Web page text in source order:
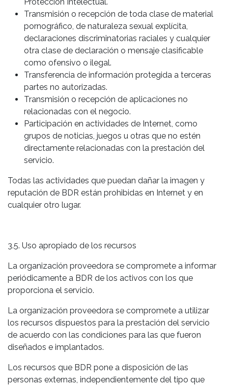
Transmisión o recepción de toda clase de material
pornográfico, de naturaleza sexual explícita,
declaraciones discriminatorias raciales y cualquier
otra clase de declaración o mensaje clasificable
como ofensivo o ilegal.
Transferencia de información protegida a terceras
partes no autorizadas.
Transmisión o recepción de aplicaciones no
relacionadas con el negocio.
Participación en actividades de Internet, como
grupos de noticias, juegos u otras que no estén
directamente relacionadas con la prestación del
servicio.
Todas las actividades que puedan dañar la imagen y
reputación de BDR están prohibidas en Internet y en
cualquier otro lugar.
3.5. Uso apropiado de los recursos
La organización proveedora se compromete a informar
periódicamente a BDR de los activos con los que
proporciona el servicio.
La organización proveedora se compromete a utilizar
los recursos dispuestos para la prestación del servicio
de acuerdo con las condiciones para las que fueron
diseñados e implantados.
Los recursos que BDR pone a disposición de las
personas externas, independientemente del tipo que